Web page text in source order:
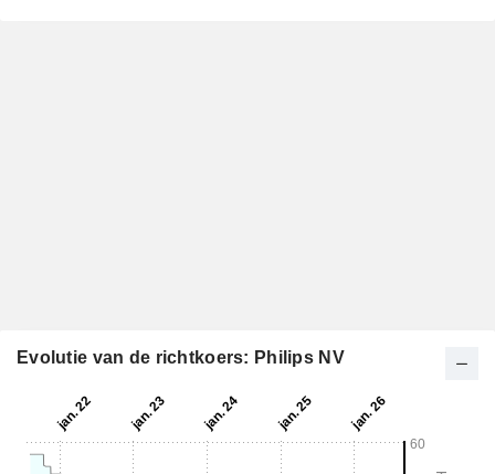
Evolutie van de richtkoers: Philips NV